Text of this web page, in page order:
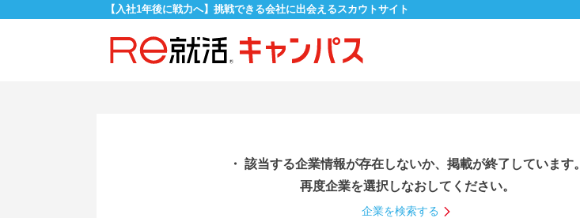
【入社1年後に戦力へ】挑戦できる会社に出会えるスカウトサイト
・ 該当する企業情報が存在しないか、掲載が終了しています。
再度企業を選択しなおしてください。
企業を検索する